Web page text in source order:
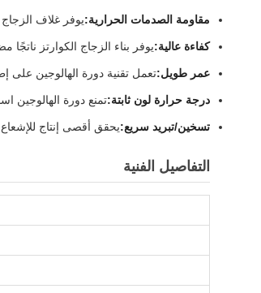
مقاومة الصدمات الحرارية:يوفر غلاف الزجاج
كفاءة عالية:يوفر بناء الزجاج الكوارتز
عمر طويل:تعمل تقنية دورة الهالوجين على
درجة حرارة لون ثابتة:تمنع دورة الهالوجين
تسخين/تبريد سريع:يحقق أقصى إنتاج للإشعاع في 40-50 ثانية مع تبريد سريع بنفس القدر عند
التفاصيل الفنية